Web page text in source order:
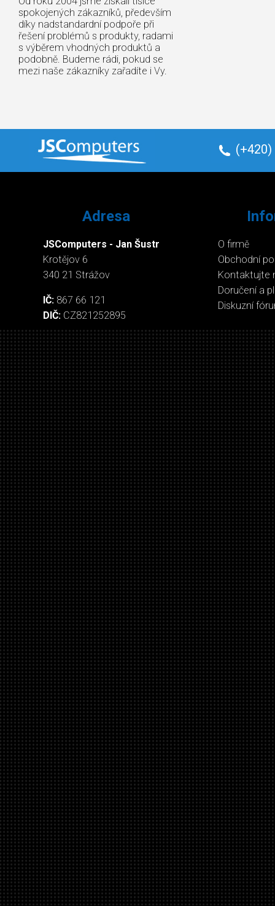
spokojených zákazníků, především
díky nadstandardní podpoře při
řešení problémů s produkty, radami
s výběrem vhodných produktů a
podobně. Budeme rádi, pokud se
mezi naše zákazníky zařadíte i Vy.
(+420)
Adresa
JSComputers - Jan Šustr
Krotějov 6
340 21 Strážov
IČ: 867 66 121
DIČ: CZ821252895
O firmě
Obchodní
Kontaktujte
Doručení a
Diskuzní